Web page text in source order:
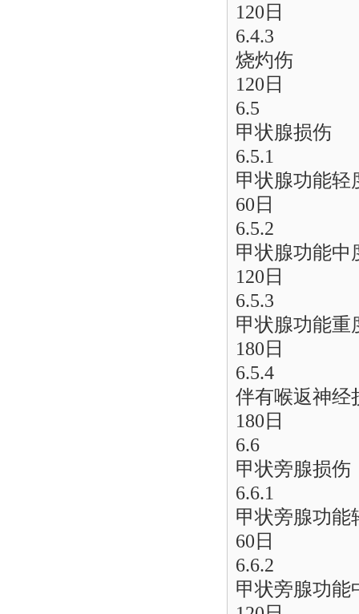
120日
6.4.3
烧灼伤
120日
6.5
甲状腺损伤
6.5.1
甲状腺功能轻
60日
6.5.2
甲状腺功能中
120日
6.5.3
甲状腺功能重
180日
6.5.4
伴有喉返神经
180日
6.6
甲状旁腺损伤
6.6.1
甲状旁腺功能
60日
6.6.2
甲状旁腺功能